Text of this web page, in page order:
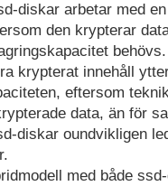
diskar arbetar med
den krypterar
behövs.
krypterat innehåll
eftersom
data, än för
diskar oundvikligen
med både